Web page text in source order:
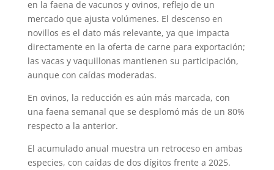
en la faena de vacunos y ovinos, reflejo de un
mercado que ajusta volúmenes. El descenso en
novillos es el dato más relevante, ya que impacta
directamente en la oferta de carne para exportación;
las vacas y vaquillonas mantienen su participación,
aunque con caídas moderadas.
En ovinos, la reducción es aún más marcada, con
una faena semanal que se desplomó más de un 80%
respecto a la anterior.
El acumulado anual muestra un retroceso en ambas
especies, con caídas de dos dígitos frente a 2025.